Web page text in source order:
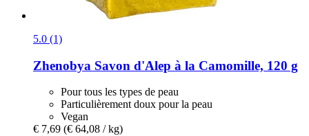
5.0 (1)
Zhenobya Savon d'Alep à la Camomille, 120 g
Pour tous les types de peau
Particulièrement doux pour la peau
Vegan
€ 7,69 (€ 64,08 / kg)